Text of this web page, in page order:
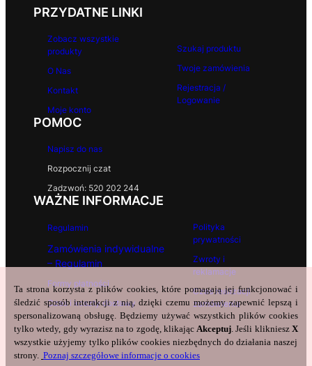
PRZYDATNE LINKI
Zobacz wszystkie
produkty
O Nas
Kontakt
Moje konto
Szukaj produktu
Twoje zamówienia
Rejestracja /
Logowanie
POMOC
Napisz do nas
Rozpocznij czat
Zadzwoń: 520 202 244
WAŻNE INFORMACJE
Regulamin
Zamówienia indywidualne
– Regulamin
Formy płatności
Czas i koszty dostawy
Polityka
prywatności
Zwroty i
reklamacje
Czas realizacji
zamówienia
Ta strona korzysta z plików cookies, które pomagają jej funkcjonować i
śledzić sposób interakcji z nią, dzięki czemu możemy zapewnić lepszą i
spersonalizowaną obsługę. Będziemy używać wszystkich plików cookies
tylko wtedy, gdy wyrazisz na to zgodę, klikającAkceptuj. Jeśli kliknieszX
wszystkie użyjemy tylko plików cookies niezbędnych do działania naszej
strony. Poznaj szczegółowe informacje o cookies